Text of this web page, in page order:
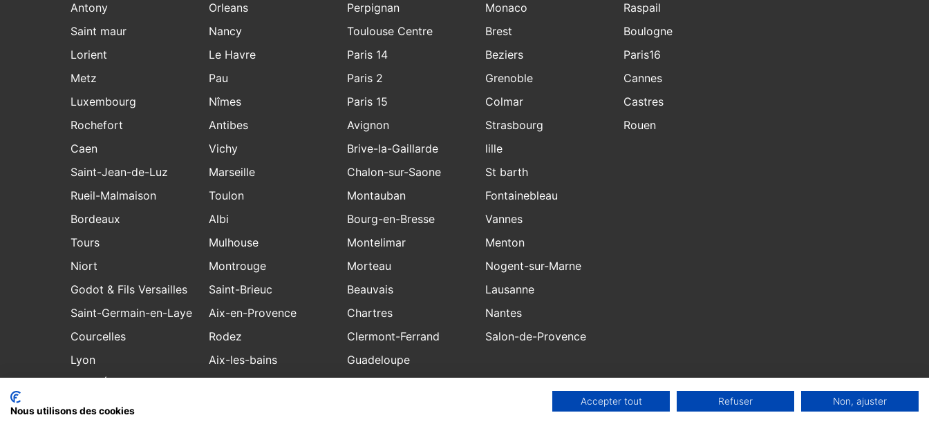
Antony
Saint maur
Lorient
Metz
Luxembourg
Rochefort
Orleans
Nancy
Le Havre
Pau
Nîmes
Antibes
Perpignan
Toulouse Centre
Paris 14
Paris 2
Paris 15
Avignon
Monaco
Brest
Beziers
Grenoble
Colmar
Strasbourg
Raspail
Boulogne
Paris16
Cannes
Castres
Rouen
Caen
Saint-Jean-de-Luz
Rueil-Malmaison
Bordeaux
Tours
Niort
Godot & Fils Versailles
Saint-Germain-en-Laye
Courcelles
Lyon
Vichy
Marseille
Toulon
Albi
Mulhouse
Montrouge
Saint-Brieuc
Aix-en-Provence
Rodez
Aix-les-bains
Brive-la-Gaillarde
Chalon-sur-Saone
Montauban
Bourg-en-Bresse
Montelimar
Morteau
Beauvais
Chartres
Clermont-Ferrand
Guadeloupe
lille
St barth
Fontainebleau
Vannes
Menton
Nogent-sur-Marne
Lausanne
Nantes
Salon-de-Provence
Nous utilisons des cookies
Accepter tout Refuser Non, ajuster